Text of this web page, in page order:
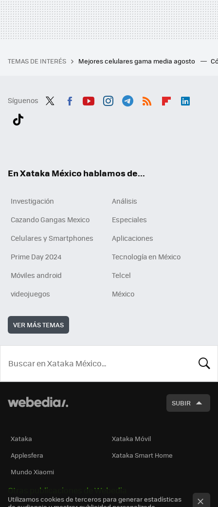
TEMAS DE INTERÉS Mejores celulares gama media agosto
Síguenos
En Xataka México hablamos de...
Investigación
Análisis
Cazando Gangas Mexico
Especiales
Celulares y Smartphones
Aplicaciones
Prime Day 2024
Tecnología en México
Móviles android
Telcel
videojuegos
México
VER MÁS TEMAS
SUBIR
Xataka
Xataka Móvil
Applesfera
Xataka Smart Home
Mundo Xiaomi
Otras publicaciones de Webedia
Utilizamos cookies de terceros para generar estadísticas